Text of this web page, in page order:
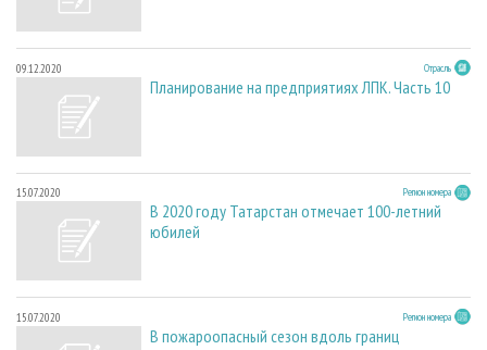
09.12.2020 Отрасль
Планирование на предприятиях ЛПК. Часть 10
15.07.2020 Регион номера
В 2020 году Татарстан отмечает 100-летний
юбилей
15.07.2020 Регион номера
В пожароопасный сезон вдоль границ